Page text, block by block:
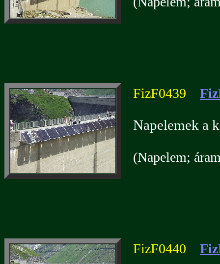
FizF0439
Napelemek a
(Napelem;
FizF0440